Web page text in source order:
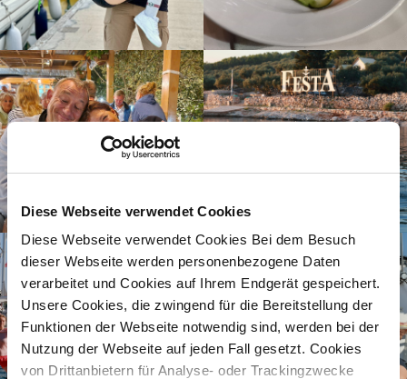
Diese Webseite verwendet Cookies
Diese Webseite verwendet Cookies Bei dem Besuch
dieser Webseite werden personenbezogene Daten
verarbeitet und Cookies auf Ihrem Endgerät gespeichert.
Unsere Cookies, die zwingend für die Bereitstellung der
Funktionen der Webseite notwendig sind, werden bei der
Nutzung der Webseite auf jeden Fall gesetzt. Cookies
von Drittanbietern für Analyse- oder Trackingzwecke